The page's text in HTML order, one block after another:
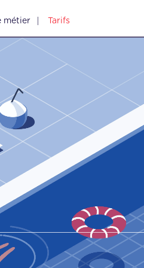
métier Tarifs